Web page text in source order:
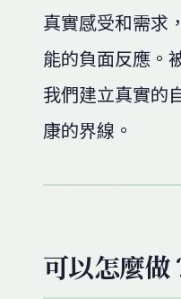
真實感受和需求
能的負面反應。
我們建立真實的
康的界線。
可以怎麼做